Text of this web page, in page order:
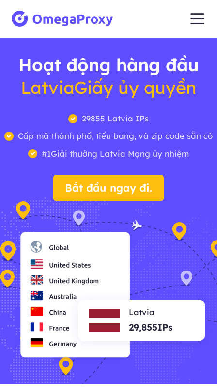
Hoạt động hàng đầu
LatviaGiấy ủy quyền
29855 Latvia IPs
Cấp mã thành phố, tiểu bang, và zip code sẵn có
#1Giải thưởng Latvia Mạng ủy nhiệm
Bắt đầu ngay đi.
Latvia
29,855IPs